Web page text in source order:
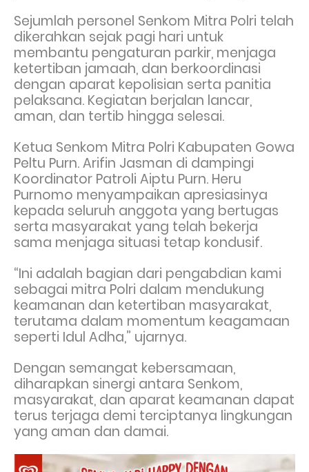
Sejumlah personel Senkom Mitra Polri telah
dikerahkan sejak pagi hari untuk
membantu pengaturan parkir, menjaga
ketertiban jamaah, dan berkoordinasi
dengan aparat kepolisian serta panitia
pelaksana. Kegiatan berjalan lancar,
aman, dan tertib hingga selesai.
Ketua Senkom Mitra Polri Kabupaten Gowa
Peltu Purn. Arifin Jasman di dampingi
Koordinator Patroli Aiptu Purn. Heru
Purnomo menyampaikan apresiasinya
kepada seluruh anggota yang bertugas
serta masyarakat yang telah bekerja
sama menjaga situasi tetap kondusif.
“Ini adalah bagian dari pengabdian kami
sebagai mitra Polri dalam mendukung
keamanan dan ketertiban masyarakat,
terutama dalam momentum keagamaan
seperti Idul Adha,” ujarnya.
Dengan semangat kebersamaan,
diharapkan sinergi antara Senkom,
masyarakat, dan aparat keamanan dapat
terus terjaga demi terciptanya lingkungan
yang aman dan damai.